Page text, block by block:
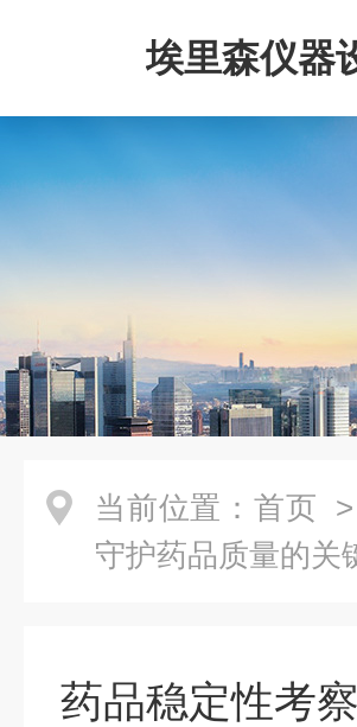
埃里森仪器
公司
当前位置： 首页 >
守护药品质量的关
药品稳定性考